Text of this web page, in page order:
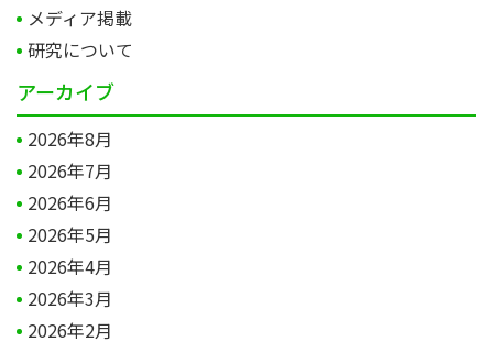
メディア掲載
研究について
アーカイブ
2026年8月
2026年7月
2026年6月
2026年5月
2026年4月
2026年3月
2026年2月